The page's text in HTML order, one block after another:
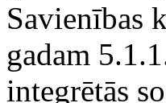
Savienības
gadam
integrētās